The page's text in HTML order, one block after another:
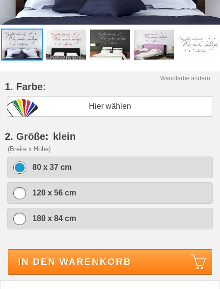
Wandfarbe ändern
1. Farbe:
Hier wählen
2. Größe: klein
(Breite x Höhe)
80 x 37 cm
120 x 56 cm
180 x 84 cm
IN DEN WARENKORB